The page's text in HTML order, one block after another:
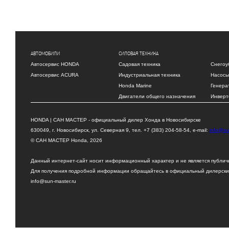
АВТОМОБИЛИ
Автосервис HONDA
Автосервис ACURA
СИЛОВАЯ ТЕХНИКА
Садовая техника
Индустриальная техника
Honda Marine
Двигатели общего назначения
Насосы
HONDA | САН МАСТЕР - официальный дилер Хонда в Новосибирске
630049, г. Новосибирск, ул. Северная 9, тел. +7 (383) 204-58-54, e-mail:
© САН МАСТЕР Honda, 2026
Данный интернет-сайт носит информационный характер и не является
Для получения подробной информации обращайтесь в официальный
info@sun-master.ru